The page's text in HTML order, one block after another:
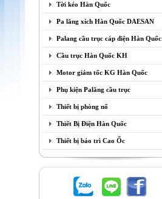
Tời kéo Hàn Quốc
Pa lăng xích Hàn Quốc DAESAN
Palang cầu trục cáp điện Hàn Quốc
Cầu trục Hàn Quốc KH
Motor giảm tốc KG Hàn Quốc
Phụ kiện Palăng cầu trục
Thiết bị phòng nổ
Thiết Bị Điện Hàn Quốc
Thiết bị bảo trì Cao Ốc